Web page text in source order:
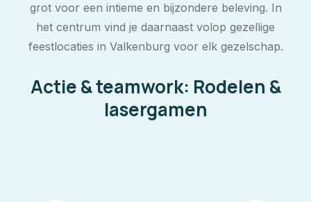
grot voor een intieme en bijzondere beleving. In
het centrum vind je daarnaast volop gezellige
feestlocaties in Valkenburg voor elk gezelschap.
Actie & teamwork: Rodelen &
lasergamen